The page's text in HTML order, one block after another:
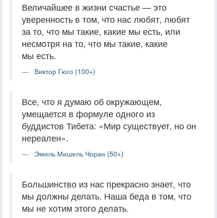
Величайшее в жизни счастье — это
уверенность в том, что нас любят, любят
за то, что мы такие, какие мы есть, или
несмотря на то, что мы такие, какие
мы есть.
Виктор Гюго (100+)
Все, что я думаю об окружающем,
умещается в формуле одного из
буддистов Тибета: «Мир существует, но он
нереален».
Эмиль Мишель Чоран (50+)
Большинство из нас прекрасно знает, что
мы должны делать. Наша беда в том, что
мы не хотим этого делать.